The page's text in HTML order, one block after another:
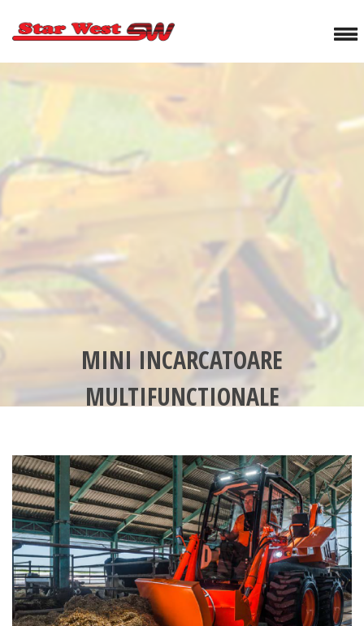
MINI INCARCATOARE
MULTIFUNCTIONALE